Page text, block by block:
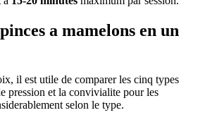
a mamelons en un
il est utile de comparer les cinq types
pression et la convivialite pour les
selon le type.